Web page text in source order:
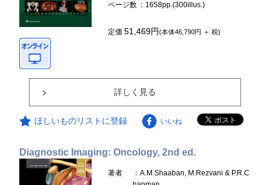
ページ数 ：1658pp.(300illus.)
定価51,469円(本体46,790円 ＋ 税)
詳しく見る
ほしいものリストに登録 いいね
Diagnostic Imaging: Oncology, 2nd ed.
著者
：A.M.Shaaban, M.Rezvani & P.R.C